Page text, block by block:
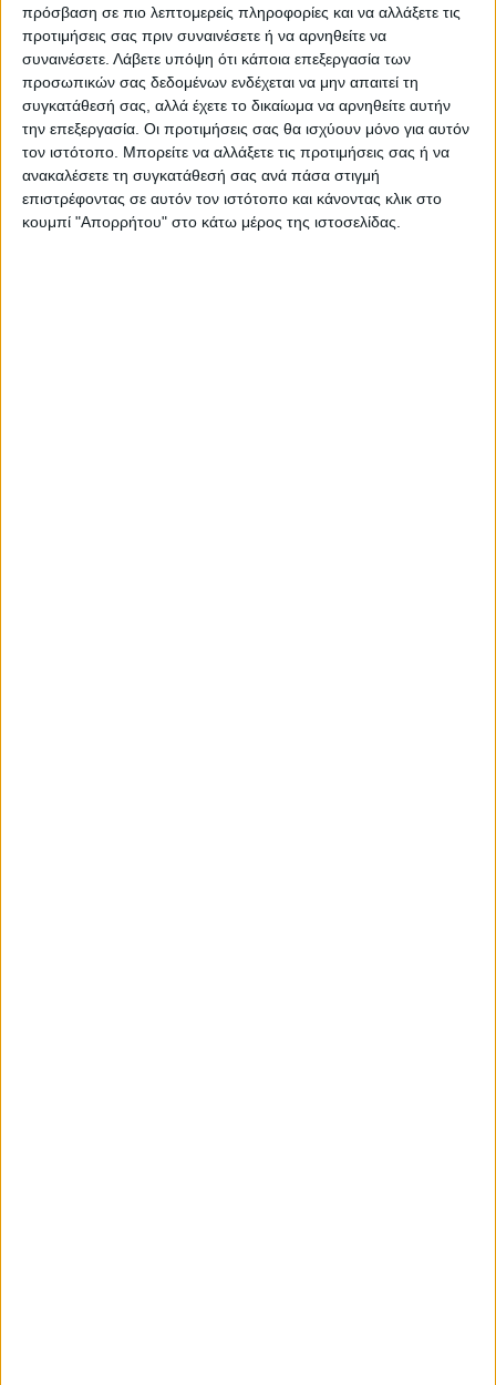
πρόσβαση σε πιο λεπτομερείς πληροφορίες και να αλλάξετε τις
προτιμήσεις σας πριν συναινέσετε ή να αρνηθείτε να
συναινέσετε. Λάβετε υπόψη ότι κάποια επεξεργασία των
προσωπικών σας δεδομένων ενδέχεται να μην απαιτεί τη
συγκατάθεσή σας, αλλά έχετε το δικαίωμα να αρνηθείτε αυτήν
την επεξεργασία. Οι προτιμήσεις σας θα ισχύουν μόνο για αυτόν
τον ιστότοπο. Μπορείτε να αλλάξετε τις προτιμήσεις σας ή να
ανακαλέσετε τη συγκατάθεσή σας ανά πάσα στιγμή
επιστρέφοντας σε αυτόν τον ιστότοπο και κάνοντας κλικ στο
κουμπί "Απορρήτου" στο κάτω μέρος της ιστοσελίδας.
περνά από Ματαράγκα, Ερμήτσι, τη Γέφυρα
Φαρσαλίτη και Αστρίτσα-Ιτέα.
Συγκεκριμένα, εκτελούνται παρεμβάσεις
στο ρεύμα κυκλοφορίας από τον κόμβο
Ματαράγκας έως τη γέφυρα του ποταμού
Σοφαδίτη, σε μήκος 1.500 μέτρων.
Οι εργασίες περιλαμβάνουν: